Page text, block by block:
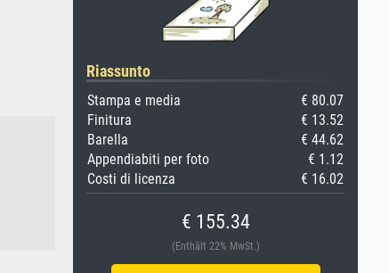
Riassunto
Stampa e media
€ 80.07
Finitura
€ 13.52
Barella
€ 44.62
Appendiabiti per foto
€ 1.12
Costi di licenza
€ 16.02
€ 155.34
(Enthält 22% MwSt.)